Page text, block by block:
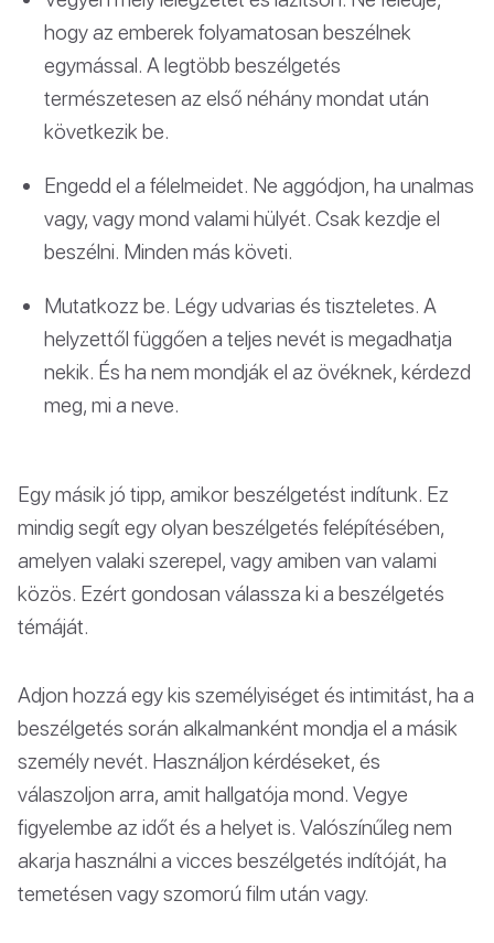
hogy az emberek folyamatosan beszélnek
egymással. A legtöbb beszélgetés
természetesen az első néhány mondat után
következik be.
Engedd el a félelmeidet. Ne aggódjon, ha unalmas
vagy, vagy mond valami hülyét. Csak kezdje el
beszélni. Minden más követi.
Mutatkozz be. Légy udvarias és tiszteletes. A
helyzettől függően a teljes nevét is megadhatja
nekik. És ha nem mondják el az övéknek, kérdezd
meg, mi a neve.
Egy másik jó tipp, amikor beszélgetést indítunk. Ez
mindig segít egy olyan beszélgetés felépítésében,
amelyen valaki szerepel, vagy amiben van valami
közös. Ezért gondosan válassza ki a beszélgetés
témáját.
Adjon hozzá egy kis személyiséget és intimitást, ha a
beszélgetés során alkalmanként mondja el a másik
személy nevét. Használjon kérdéseket, és
válaszoljon arra, amit hallgatója mond. Vegye
figyelembe az időt és a helyet is. Valószínűleg nem
akarja használni a vicces beszélgetés indítóját, ha
temetésen vagy szomorú film után vagy.